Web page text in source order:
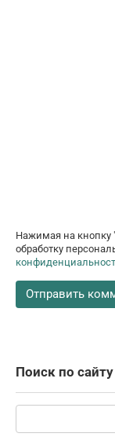
Нажимая на кнопку
обработку
Поиск по сайту
Поиск: